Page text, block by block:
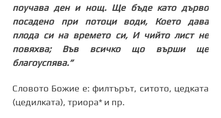
поучава ден и нощ. Ще бъде като дърво
посадено при потоци води, Което дава
плода си на времето си, И чийто лист не
повяхва; Във всичко що върши ще
благоуспява.”
Словото Божие е: филтърът, ситото, цедката
(цедилката), триора* и пр.